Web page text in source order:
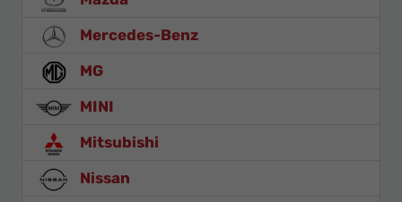
Mercedes-Benz
MG
MINI
Mitsubishi
Nissan